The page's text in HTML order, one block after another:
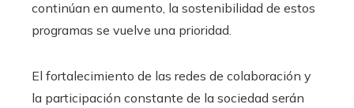
continúan en aumento, la sostenibilidad de estos
programas se vuelve una prioridad.
El fortalecimiento de las redes de colaboración y
la participación constante de la sociedad serán